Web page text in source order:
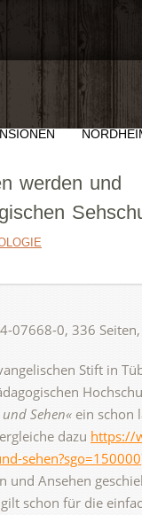
werden und
07668-0, 336
Stift in
Sehen« ein schon
dazu https://
sehen?sgo=150000
und Ansehen
schon für die